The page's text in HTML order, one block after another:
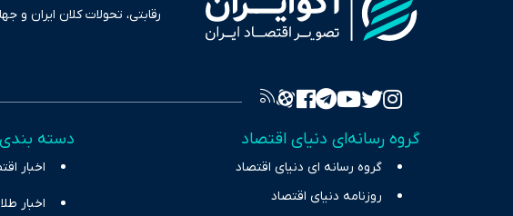
رقابتی، تحولات کلان ایران
به عنوان منبعی دقیق و قابل
چالش‌های فقر و بیکاری را
اقتصاد را با رویکردی
گروه رسانه‌ای دنیای اقتصاد
گروه رسانه ای دنیای اقتصاد
روزنامه دنیای اقتصاد
دسته بندی
اخبار
اخبار